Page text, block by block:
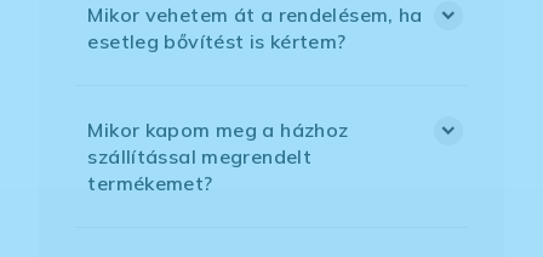
Mikor vehetem át a rendelésem, ha
esetleg bővítést is kértem?
Mikor kapom meg a házhoz
szállítással megrendelt
termékemet?